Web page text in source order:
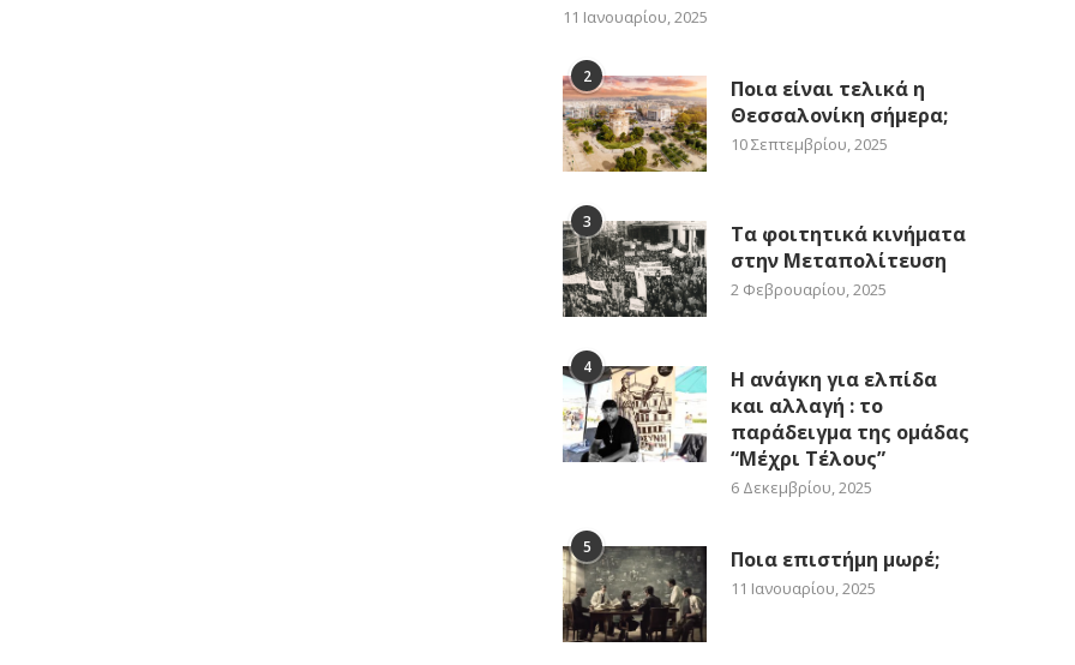
11 Ιανουαρίου, 2025
2
Ποια είναι τελικά η
Θεσσαλονίκη σήμερα;
10 Σεπτεμβρίου, 2025
3
Τα φοιτητικά κινήματα
στην Μεταπολίτευση
2 Φεβρουαρίου, 2025
4
Η ανάγκη για ελπίδα
και αλλαγή : το
παράδειγμα της ομάδας
“Μέχρι Τέλους”
6 Δεκεμβρίου, 2025
5 Ποια επιστήμη μωρέ;
11 Ιανουαρίου, 2025